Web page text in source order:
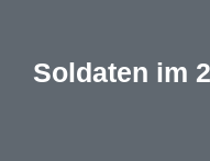
Soldaten im